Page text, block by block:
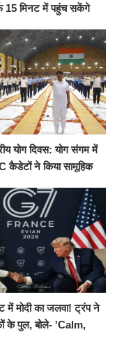
15 मिनट में पहुंच सकेंगे
योग दिवस: योग संगम में
कैडेटों ने किया सामूहिक
में मोदी का जलवा! ट्रंप ने
के पुल, बोले- 'Calm,